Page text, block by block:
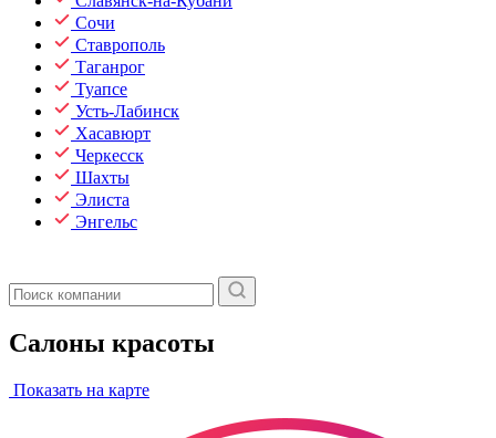
Сочи
Ставрополь
Таганрог
Туапсе
Усть-Лабинск
Хасавюрт
Черкесск
Шахты
Элиста
Энгельс
Салоны красоты
Показать на карте